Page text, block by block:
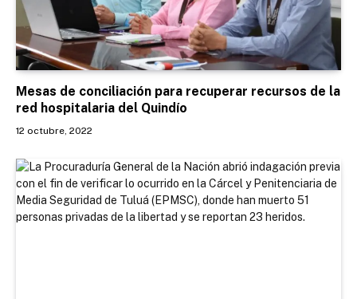
Mesas de conciliación para recuperar recursos de la
red hospitalaria del Quindío
12 octubre, 2022